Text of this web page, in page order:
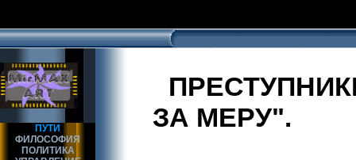
ПУТИ
ФИЛОСОФИЯ
ПОЛИТИКА
ЗА МЕРУ".